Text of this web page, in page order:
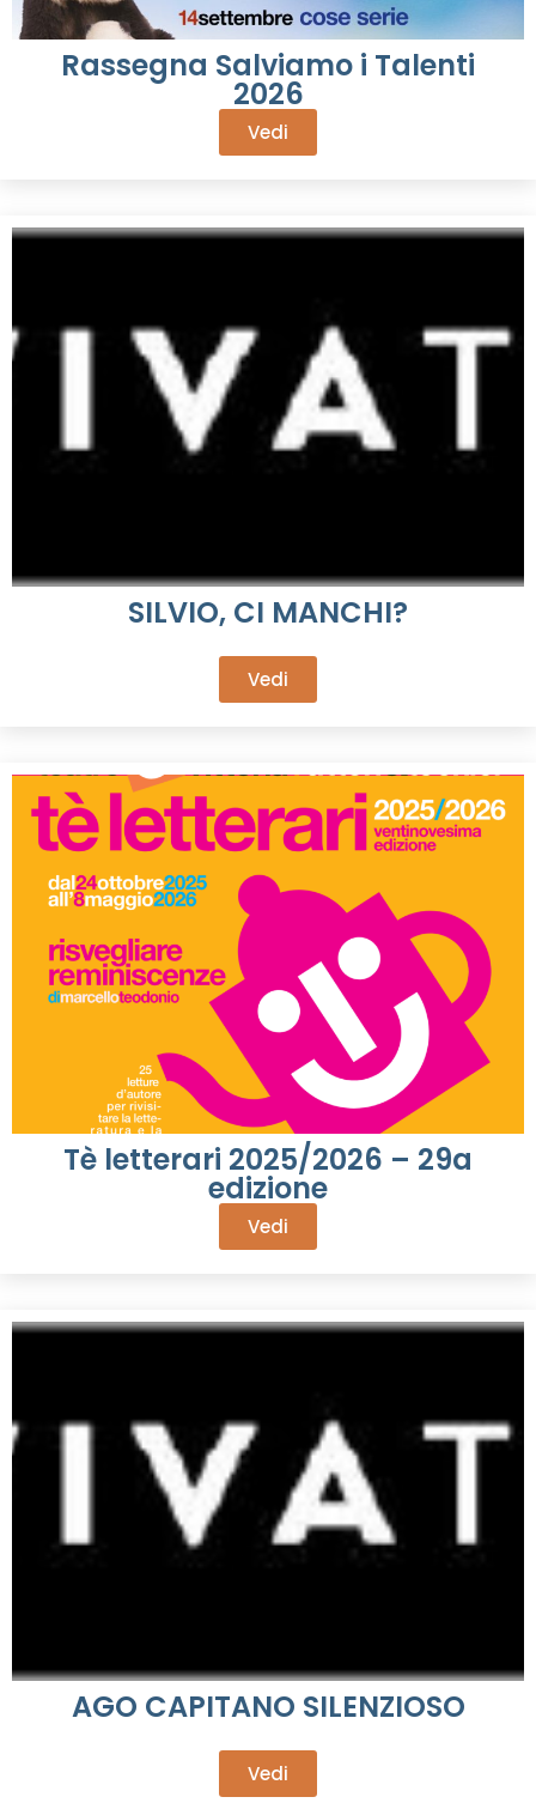
Rassegna Salviamo i Talenti
2026
Vedi
SILVIO, CI MANCHI?
Vedi
Tè letterari 2025/2026 – 29a
edizione
Vedi
AGO CAPITANO SILENZIOSO
Vedi